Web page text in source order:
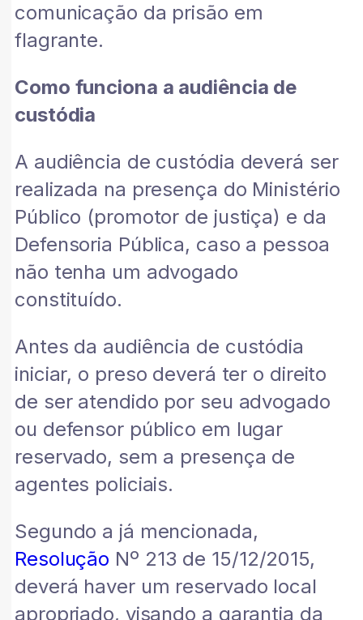
comunicação da prisão em
flagrante.
Como funciona a audiência de
custódia
A audiência de custódia deverá ser
realizada na presença do Ministério
Público (promotor de justiça) e da
Defensoria Pública, caso a pessoa
não tenha um advogado
constituído.
Antes da audiência de custódia
iniciar, o preso deverá ter o direito
de ser atendido por seu advogado
ou defensor público em lugar
reservado, sem a presença de
agentes policiais.
Segundo a já mencionada,
Resolução Nº 213 de 15/12/2015,
deverá haver um reservado local
apropriado, visando a garantia da